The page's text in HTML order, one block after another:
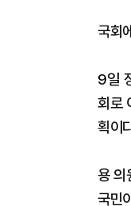
국회
9일
회로
획이
용 의
국민